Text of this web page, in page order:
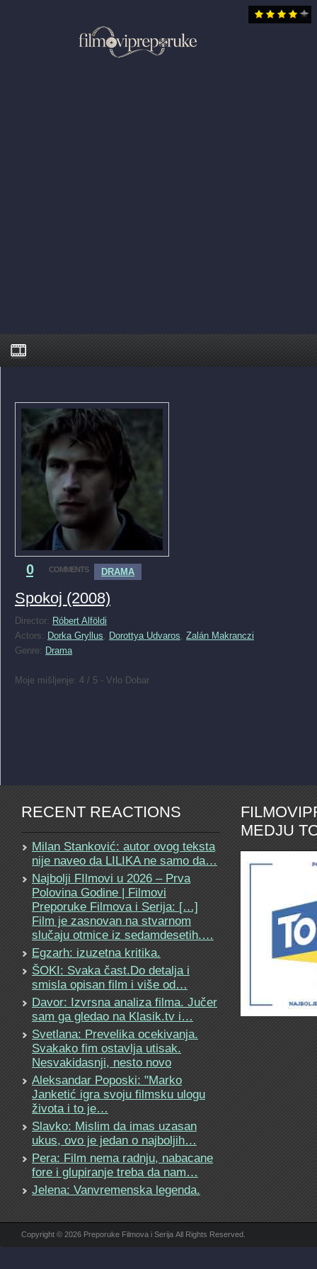
0 COMMENTS DRAMA
Spokoj (2008)
Director: Róbert Alföldi
Actors: Dorka Gryllus, Dorottya Udvaros, Zalán Makranczi
Genre: Drama
Moje mišljenje: 4 / 5 - Vrlo Dobar
RECENT REACTIONS
Milan Stanković: autor ovog teksta
nije naveo da LILIKA ne samo da…
Najbolji FIlmovi u 2026 – Prva
Polovina Godine | Filmovi
Preporuke Filmova i Serija: […]
Film je zasnovan na stvarnom
slučaju otmice iz sedamdesetih.…
Egzarh: izuzetna kritika.
ŠOKI: Svaka čast.Do detalja i
smisla opisan film i više od…
Davor: Izvrsna analiza filma. Jučer
sam ga gledao na Klasik.tv i…
Svetlana: Prevelika ocekivanja.
Svakako fim ostavlja utisak.
Nesvakidasnji, nesto novo
Aleksandar Poposki: "Marko
Janketić igra svoju filmsku ulogu
života i to je…
Slavko: Mislim da imas uzasan
ukus, ovo je jedan o najboljih…
Pera: Film nema radnju, nabacane
fore i glupiranje treba da nam…
Jelena: Vanvremenska legenda.
MEDJU
Copyright © 2026 Preporuke Filmova i Serija All Rights Reserved.